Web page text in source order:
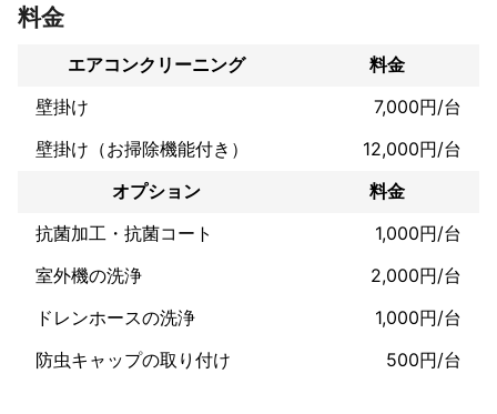
な身だしなみ、懇切丁寧な作業と接客を心掛けています。
「子どもやペットがいるけど大丈夫かな？」
→    小さなお子さまやペットにも配慮し、汚れ具合や生活環境に
応じて洗剤をセレクトしています。アレルギーをお持ちのお客さ
まもお気軽にご相談ください。
→    お見積り金額以上の請求、お客さまにメリットのない追加オ
たくさんのお喜びの声をいただいております。
せん。
料金
エアコンクリーニング
料金
壁掛け
7,000円/台
壁掛け（お掃除機能付き）
12,000円/台
オプション
料金
抗菌加工・抗菌コート
1,000円/台
室外機の洗浄
2,000円/台
ドレンホースの洗浄
1,000円/台
防虫キャップの取り付け
500円/台